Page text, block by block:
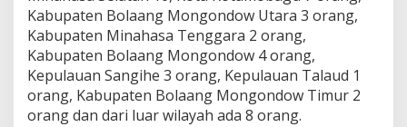
Kabupaten Bolaang Mongondow Utara 3 orang,
Kabupaten Minahasa Tenggara 2 orang,
Kabupaten Bolaang Mongondow 4 orang,
Kepulauan Sangihe 3 orang, Kepulauan Talaud 1
orang, Kabupaten Bolaang Mongondow Timur 2
orang dan dari luar wilayah ada 8 orang.